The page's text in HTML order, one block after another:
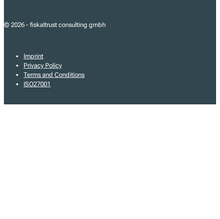
© 2026 - fiskaltrust consulting gmbh
Imprint
Privacy Policy
Terms and Conditions
ISO27001